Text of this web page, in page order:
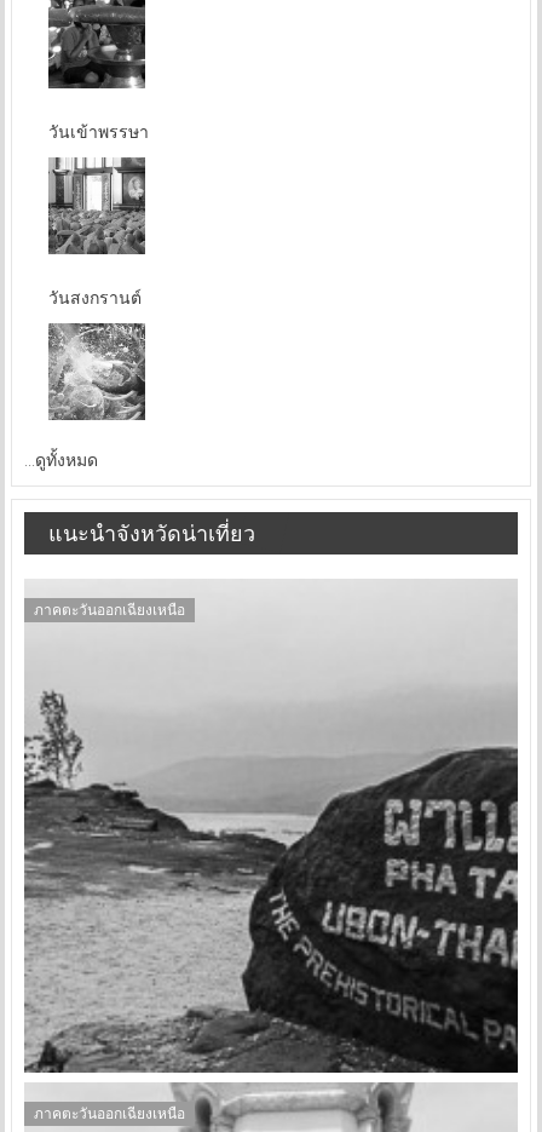
วันเข้าพรรษา
วันสงกรานต์
...ดูทั้งหมด
แนะนำจังหวัดน่าเที่ยว
ภาคตะวันออกเฉียงเหนือ
ภาคตะวันออกเฉียงเหนือ